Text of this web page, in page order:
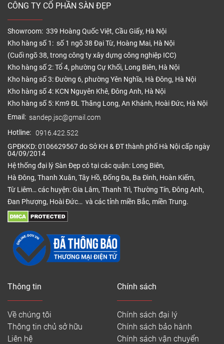
CÔNG TY CỔ PHẦN SÀN ĐẸP
Showroom: 339 Hoàng Quốc Việt, Cầu Giấy, Hà Nội
Kho hàng số 1: số 1 ngõ 38 Đại Từ, Hoàng Mai, Hà Nội
(Cuối ngõ 38, trong công ty xây dựng công nghiệp ICC)
Kho hàng số 2: Tổ 4, phường Cự Khối, Long Biên, Hà Nội
Kho hàng số 3: Đường 6, phường Yên Nghĩa, Hà Đông, Hà Nội
Kho hàng số 4: KCN Nguyên Khê, Đông Anh, Hà Nội
Kho hàng số 5: Km9 ĐL Thăng Long, An Khánh, Hoài Đức, Hà Nội
Email: sandep.jsc@gmail.com
Hotline: 0916.422.522
GPĐKKD: 0106629567 do Sở KH & ĐT thành phố Hà Nội cấp ngày
04/09/2014
Hệ thống đại lý Sàn Đẹp có tại các quận: Long Biên,
Hà Đông, Thanh Xuân, Tây Hồ, Đống Đa, Ba Đình, Hoàn Kiếm,
Từ Liêm… các huyện: Gia Lâm, Thanh Trì, Thường Tín, Đông Anh,
Đan Phượng, Hoài Đức… và các tỉnh miền Bắc, miền Trung.
Thông tin
Về chúng tôi
Thông tin chủ sở hữu
Liên hệ
Chính sách
Chính sách đại lý
Chính sách bảo hành
Chính sách vận chuyển